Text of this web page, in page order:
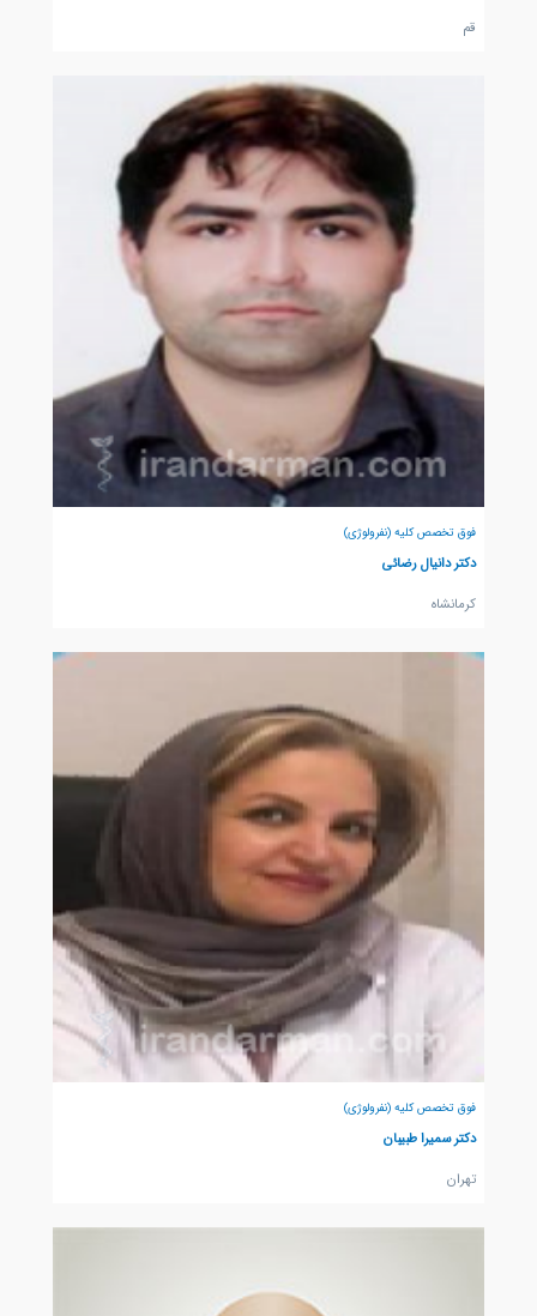
قم
فوق تخصص کلیه (نفرولوژی)
دکتر دانیال رضائی
كرمانشاه
فوق تخصص کلیه (نفرولوژی)
دکتر سمیرا طبیبان
تهران